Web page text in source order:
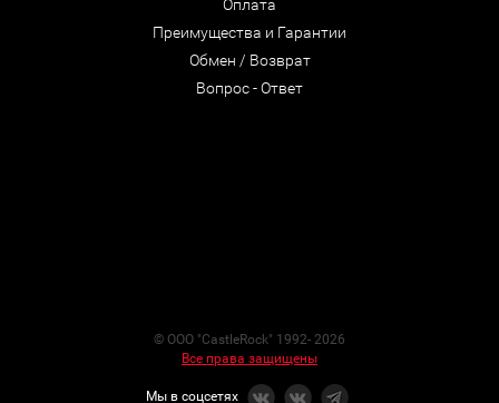
Оплата
Преимущества и Гарантии
Обмен / Возврат
Вопрос - Ответ
© ООО "CastleRock" 1992- 2026
Все права защищены
Мы в соцсетях